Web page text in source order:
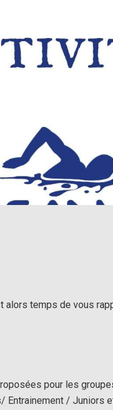
alors temps de vous
pour les
/ Juniors